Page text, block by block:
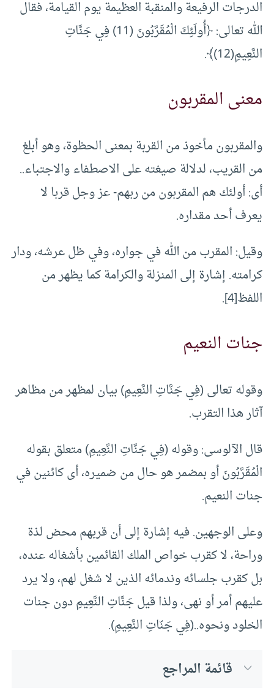
الدرجات الرفيعة والمنقبة العظيمة يوم القيامة، فقال
الله تعالى: ﴿أُولَئِكَ الْمُقَرَّبُونَ (11) فِي جَنَّاتِ
النَّعِيمِ(12)﴾.
معنى المقربون
والمقربون مأخوذ من القربة بمعنى الحظوة، وهو أبلغ
من القريب، لدلالة صيغته على الاصطفاء والاجتباء..
أى: أولئك هم المقربون من ربهم- عز وجل قربا لا
يعرف أحد مقداره.
وقيل: المقرب من الله في جواره، وفي ظل عرشه، ودار
كرامته. إشارة إلى المنزلة والكرامة كما يظهر من
اللفظ[4]
.
جنات النعيم
وقوله تعالى (فِي جَنَّاتِ النَّعِيمِ) بيان لمظهر من مظاهر
آثار هذا التقرب.
قال الآلوسى: وقوله (فِي جَنَّاتِ النَّعِيمِ) متعلق بقوله
الْمُقَرَّبُونَ أو بمضمر هو حال من ضميره، أى كائنين في
جنات النعيم.
وعلى الوجهين. فيه إشارة إلى أن قربهم محض لذة
وراحة، لا كقرب خواص الملك القائمين بأشغاله عنده،
بل كقرب جلسائه وندمائه الذين لا شغل لهم، ولا يرد
عليهم أمر أو نهى، ولذا قيل جَنَّاتِ النَّعِيمِ دون جنات
الخلود ونحوه..(فِي جَنّاتِ النَّعِيمِ).
قائمة المراجع